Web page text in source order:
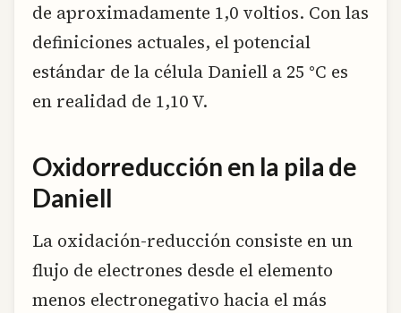
de aproximadamente 1,0 voltios. Con las
definiciones actuales, el potencial
estándar de la célula Daniell a 25 °C es
en realidad de 1,10 V.
Oxidorreducción en la pila de
Daniell
La oxidación-reducción consiste en un
flujo de electrones desde el elemento
menos electronegativo hacia el más